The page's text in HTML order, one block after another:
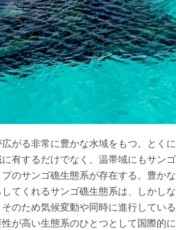
がる非常に豊かな水域をもつ。とく
有するだけでなく、温帯域にもサン
のサンゴ礁生態系が存在する。豊か
てくれるサンゴ礁生態系は、しかし
のため気候変動や同時に進行してい
が高い生態系のひとつとして国際的